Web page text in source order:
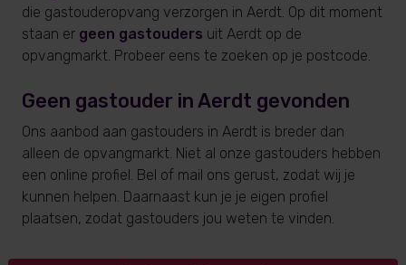
die gastouderopvang verzorgen in Aerdt. Op dit moment
staan er geen gastouders uit Aerdt op de
opvangmarkt. Probeer eens te zoeken op je postcode.
Geen gastouder in Aerdt gevonden
Ons aanbod aan gastouders in Aerdt is breder dan
alleen de opvangmarkt. Niet al onze gastouders hebben
een online profiel. Bel of mail ons gerust, zodat wij je
kunnen helpen. Daarnaast kun je je eigen profiel
plaatsen, zodat gastouders jou weten te vinden.